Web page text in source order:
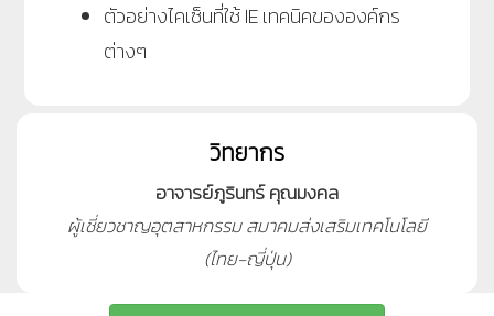
ตัวอย่างไคเซ็นที่ใช้ IE เทคนิคขององค์กร
ต่างๆ
วิทยากร
อาจารย์ภูรินทร์ คุณมงคล
ผู้เชี่ยวชาญอุตสาหกรรม สมาคมส่งเสริมเทคโนโลยี
(ไทย-ญี่ปุ่น)